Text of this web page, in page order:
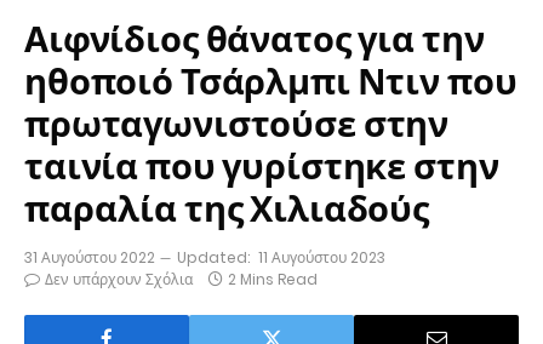
Αιφνίδιος θάνατος για την
ηθοποιό Τσάρλμπι Ντιν που
πρωταγωνιστούσε στην
ταινία που γυρίστηκε στην
παραλία της Χιλιαδούς
31 Αυγούστου 2022 Updated: 11 Αυγούστου 2023
Δεν υπάρχουν Σχόλια
2 Mins Read